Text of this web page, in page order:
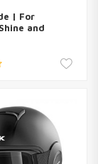
| For
and